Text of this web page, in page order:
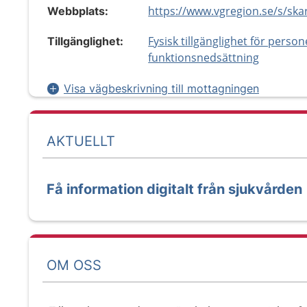
Webbplats:
Tillgänglighet:
Fysisk tillgänglighet för
funktionsnedsättning
Visa vägbeskrivning till mottagningen
AKTUELLT
Få information digitalt från sjukvården
OM OSS